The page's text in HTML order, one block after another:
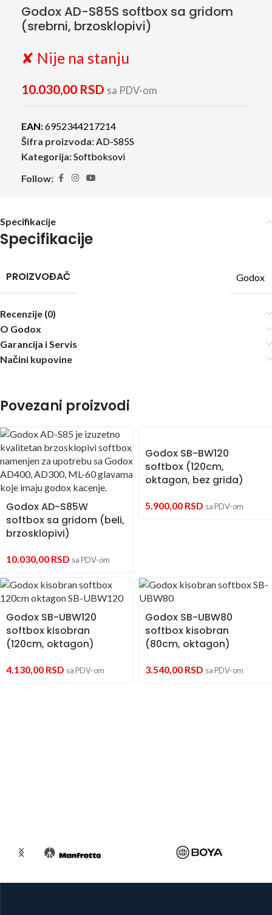
Godox AD-S85S softbox sa gridom
(srebrni, brzosklopivi)
✘ Nije na stanju
10.030,00 RSD sa PDV-om
EAN:6952344217214
Šifra proizvoda:AD-S85S
Kategorija:Softboksovi
Follow:
Specifikacije
Specifikacije
PROIZVOĐAČ Godox
Recenzije (0)
O Godox
Garancija i Servis
Načini kupovine
Povezani proizvodi
Godox AD-S85W
softbox sa gridom (beli,
brzosklopivi)
10.030,00 RSD sa PDV-om
Godox SB-BW120
softbox (120cm,
oktagon, bez grida)
5.900,00 RSD sa PDV-om
Godox SB-UBW120
softbox kisobran
(120cm, oktagon)
4.130,00 RSD sa PDV-om
Godox SB-UBW80
softbox kisobran
(80cm, oktagon)
3.540,00 RSD sa PDV-om